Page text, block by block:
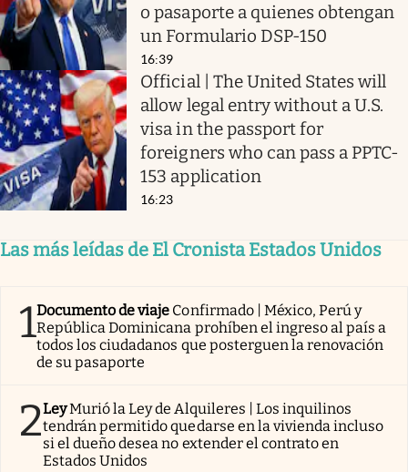
o pasaporte a quienes obtengan
un Formulario DSP-150
16:39
Official | The United States will
allow legal entry without a U.S.
visa in the passport for
foreigners who can pass a PPTC-
153 application
16:23
Las más leídas de El Cronista Estados Unidos
1Documento de viaje Confirmado | México, Perú y
República Dominicana prohíben el ingreso al país a
todos los ciudadanos que posterguen la renovación
de su pasaporte
2LeyMurió la Ley de Alquileres | Los inquilinos
tendrán permitido quedarse en la vivienda incluso
si el dueño desea no extender el contrato en
Estados Unidos